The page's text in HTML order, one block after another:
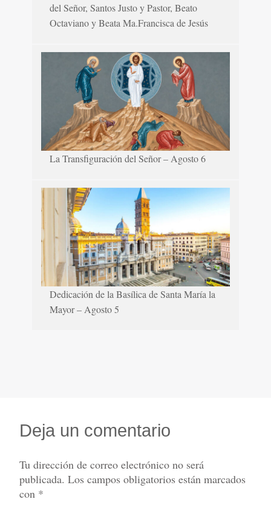
del Señor, Santos Justo y Pastor, Beato
Octaviano y Beata Ma.Francisca de Jesús
La Transfiguración del Señor – Agosto 6
Dedicación de la Basílica de Santa María la
Mayor – Agosto 5
Deja un comentario
Tu dirección de correo electrónico no será
publicada. Los campos obligatorios están marcados
con *